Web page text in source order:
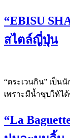
“EBISU
สไตล์ญี่ปุ่น
“ตระเวนกิน” เป็
เพราะมีน้ำซุปให้ไ
“La